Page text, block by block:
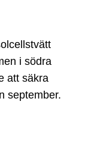
i södra
att säkra
september.